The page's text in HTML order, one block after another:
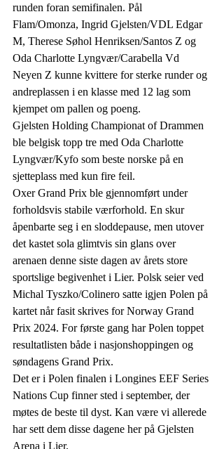
runden foran semifinalen. Pål
Flam/Omonza, Ingrid Gjelsten/VDL Edgar
M, Therese Søhol Henriksen/Santos Z og
Oda Charlotte Lyngvær/Carabella Vd
Neyen Z kunne kvittere for sterke runder og
andreplassen i en klasse med 12 lag som
kjempet om pallen og poeng.
Gjelsten Holding Championat of Drammen
ble belgisk topp tre med Oda Charlotte
Lyngvær/Kyfo som beste norske på en
sjetteplass med kun fire feil.
Oxer Grand Prix ble gjennomført under
forholdsvis stabile værforhold. En skur
åpenbarte seg i en sloddepause, men utover
det kastet sola glimtvis sin glans over
arenaen denne siste dagen av årets store
sportslige begivenhet i Lier. Polsk seier ved
Michal Tyszko/Colinero satte igjen Polen på
kartet når fasit skrives for Norway Grand
Prix 2024. For første gang har Polen toppet
resultatlisten både i nasjonshoppingen og
søndagens Grand Prix.
Det er i Polen finalen i Longines EEF Series
Nations Cup finner sted i september, der
møtes de beste til dyst. Kan være vi allerede
har sett dem disse dagene her på Gjelsten
Arena i Lier.